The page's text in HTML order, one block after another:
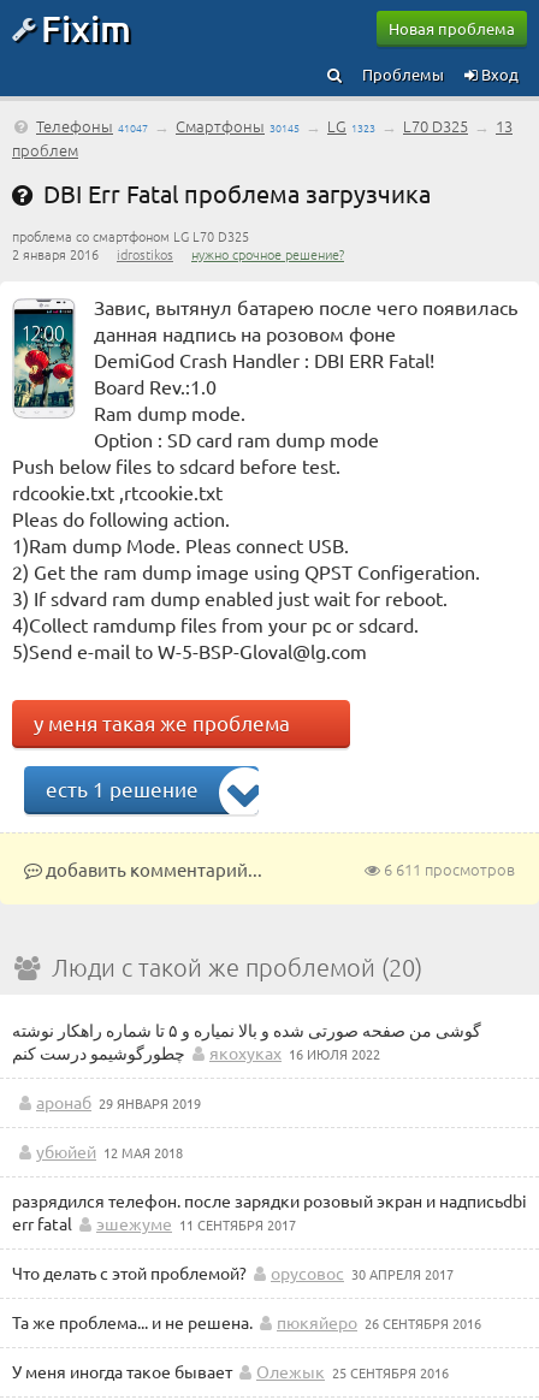
Fixim Новая проблема
Вход
Проблемы
Телефоны 41047 → Смартфоны 30145 → LG 1323 → L70 D325 → 13
проблем
DBI Err Fatal проблема загрузчика
проблема со смартфоном LG L70 D325
2 января 2016 idrostikos нужно срочное решение?
Завис, вытянул батарею после чего появилась
данная надпись на розовом фоне
DemiGod Crash Handler : DBI ERR Fatal!
Board Rev.:1.0
Ram dump mode.
Option : SD card ram dump mode
Push below files to sdcard before test.
rdcookie.txt ,rtcookie.txt
Pleas do following action.
1)Ram dump Mode. Pleas connect USB.
2) Get the ram dump image using QPST Configeration.
3) If sdvard ram dump enabled just wait for reboot.
4)Collect ramdump files from your pc or sdcard.
5)Send e-mail to W-5-BSP-Gloval@lg.com
у меня такая же проблема
есть 1 решение
6 611 просмотров
добавить комментарий...
Люди с такой же проблемой (20)
گوشی من صفحه صورتی شده و بالا نمیاره و ۵ تا شماره راهکار نوشته
چطورگوشیمو درست کنم
якохуках 16 ИЮЛЯ 2022
аронаб 29 ЯНВАРЯ 2019
убюйей 12 МАЯ 2018
разрядился телефон. после зарядки розовый экран и надписьdbi
err fatal
эшежуме 11 СЕНТЯБРЯ 2017
Что делать с этой проблемой? орусовос 30 АПРЕЛЯ 2017
Та же проблема... и не решена. пюкяйеро 26 СЕНТЯБРЯ 2016
У меня иногда такое бывает Олежык 25 СЕНТЯБРЯ 2016